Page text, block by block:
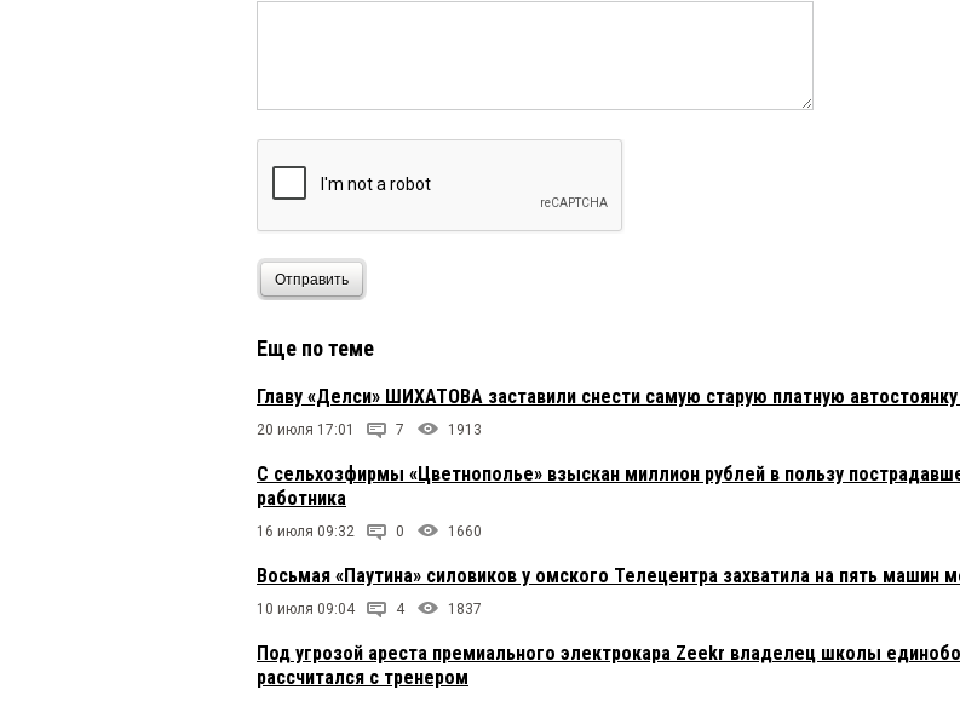
Отправить
Еще по теме
Главу «Делси» ШИХАТОВА заставили снести самую старую платную
20 июля 17:01 7 1913
C сельхозфирмы «Цветнополье» взыскан миллион рублей в пользу
работника
16 июля 09:32 0 1660
Восьмая «Паутина» силовиков у омского Телецентра захватила на пять машин
10 июля 09:04 4 1837
Под угрозой ареста премиального электрокара Zeekr владелец школы
рассчитался с тренером